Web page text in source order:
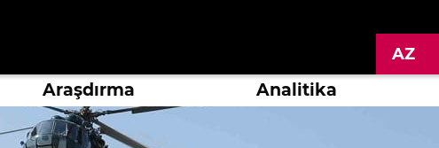
AZ
Araşdırma Analitika